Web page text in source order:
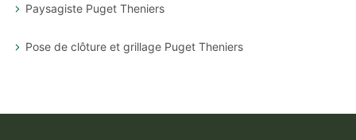
Paysagiste Puget Theniers
Pose de clôture et grillage Puget Theniers